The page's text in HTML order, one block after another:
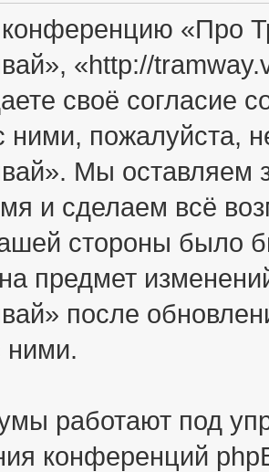
конференцию «Про
«http://
своё
ними, пожалуйста,
Мы оставляем
и сделаем всё
стороны было
на предмет
после
ними.
работают под
конференций